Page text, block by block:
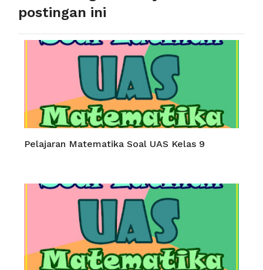
postingan ini
Pelajaran Matematika Soal UAS Kelas 9